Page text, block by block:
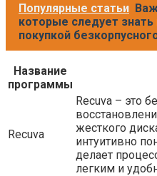
Популярные статьи
которые следует
покупкой
Название
программы
Recuva
Recuva – это
жесткого
интуитивно
делает
легким и